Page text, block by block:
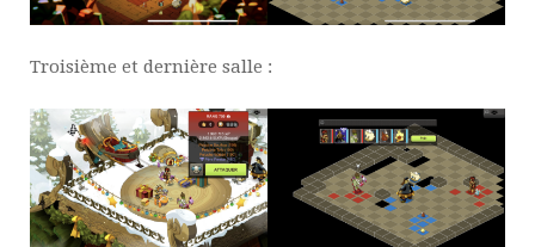
Troisième et dernière salle :